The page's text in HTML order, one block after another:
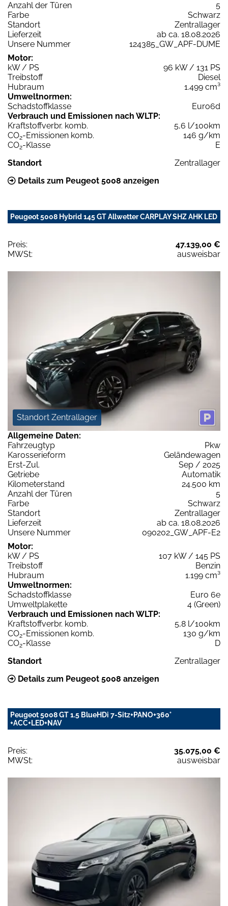
Anzahl der Türen
5
Farbe
Schwarz
Standort
Zentrallager
Lieferzeit
ab ca. 18.08.2026
Unsere Nummer
124385_GW_APF-DUME
Motor:
kW / PS
96 kW / 131 PS
Treibstoff
Diesel
Hubraum
1.499 cm³
Umweltnormen:
Schadstoffklasse
Euro6d
Verbrauch und Emissionen nach WLTP:
Kraftstoffverbr. komb.
5,6 l/100km
CO2-Emissionen komb.
146 g/km
CO2-Klasse
E
Standort
Zentrallager
Details zum Peugeot 5008 anzeigen
Peugeot 5008 Hybrid 145 GT Allwetter CARPLAY SHZ AHK LED
Preis:
47.139,00 €
MWSt:
ausweisbar
Standort Zentrallager
Allgemeine Daten:
Fahrzeugtyp
Pkw
Karosserieform
Geländewagen
Erst-Zul.
Sep / 2025
Getriebe
Automatik
Kilometerstand
24.500 km
Anzahl der Türen
5
Farbe
Schwarz
Standort
Zentrallager
Lieferzeit
ab ca. 18.08.2026
Unsere Nummer
090202_GW_APF-E2
Motor:
kW / PS
107 kW / 145 PS
Treibstoff
Benzin
Hubraum
1.199 cm³
Umweltnormen:
Schadstoffklasse
Euro 6e
Umweltplakette
4 (Green)
Verbrauch und Emissionen nach WLTP:
Kraftstoffverbr. komb.
5,8 l/100km
CO2-Emissionen komb.
130 g/km
CO2-Klasse
D
Standort
Zentrallager
Details zum Peugeot 5008 anzeigen
Peugeot 5008 GT 1.5 BlueHDi 7-Sitz+PANO+360°
+ACC+LED+NAV
Preis:
35.075,00 €
MWSt:
ausweisbar